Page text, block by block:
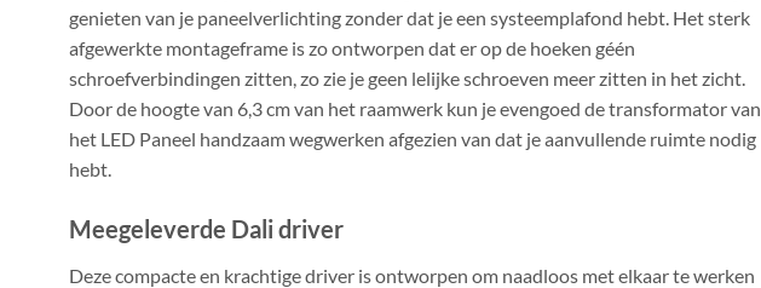
genieten van je paneelverlichting zonder dat je een systeemplafond hebt. Het sterk
afgewerkte montageframe is zo ontworpen dat er op de hoeken géén
schroefverbindingen zitten, zo zie je geen lelijke schroeven meer zitten in het zicht.
Door de hoogte van 6,3 cm van het raamwerk kun je evengoed de transformator van
het LED Paneel handzaam wegwerken afgezien van dat je aanvullende ruimte nodig
hebt.
Meegeleverde Dali driver
Deze compacte en krachtige driver is ontworpen om naadloos met elkaar te werken